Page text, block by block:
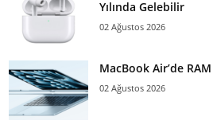
Yılında Gelebilir
02 Ağustos 2026
MacBook Air’de
02 Ağustos 2026